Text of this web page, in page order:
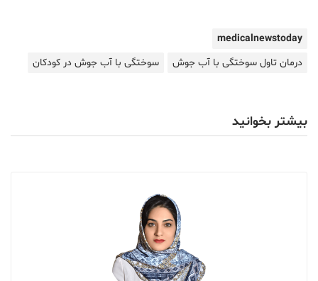
medicalnewstoday
درمان تاول سوختگی با آب جوش
سوختگی با آب جوش در کودکان
بیشتر بخوانید